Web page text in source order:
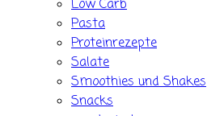
Low Carb
Pasta
Proteinrezepte
Salate
Smoothies und Shakes
Snacks